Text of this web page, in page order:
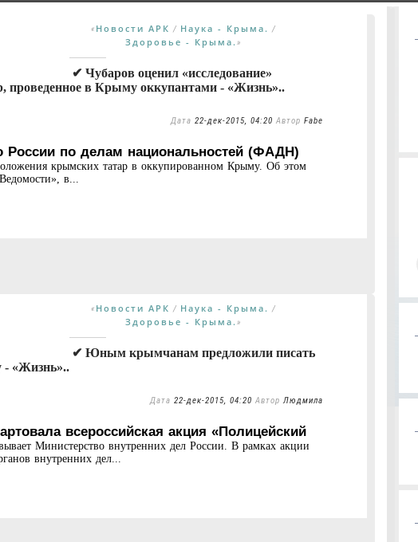
« Новости АРК / Наука - Крыма. /
Здоровье - Крыма. »
✔ Чубаров оценил «исследование»
проведенное в Крыму оккупантами - «Жизнь»..
Дата 22-дек-2015, 04:20 Автор Fabe
России по делам национальностей (ФАДН)
крымских татар в оккупированном Крыму. Об этом
в...
« Новости АРК / Наука - Крыма. /
Здоровье - Крыма. »
✔ Юным крымчанам предложили писать
- «Жизнь»..
Дата 22-дек-2015, 04:20 АвторЛюдмила
всероссийская акция «Полицейский
Министерство внутренних дел России. В рамках акции
внутренних дел...